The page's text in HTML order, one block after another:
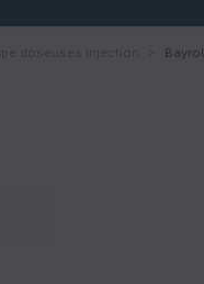
Bayrol